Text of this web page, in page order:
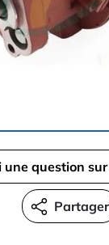
une question
Partager